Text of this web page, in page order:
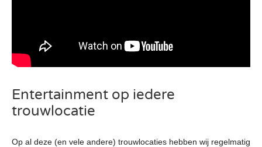
Entertainment op iedere
trouwlocatie
Op al deze (en vele andere) trouwlocaties hebben wij regelmatig